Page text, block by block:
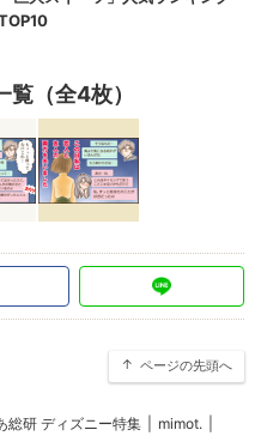
覧（全4枚）
ページの先頭へ
総研 ディズニー特集 mimot.